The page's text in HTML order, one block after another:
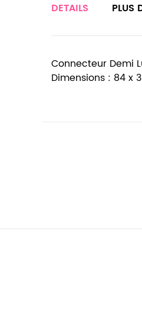
DETAILS
Connecteur Demi
Dimensions : 84 x
PLUS